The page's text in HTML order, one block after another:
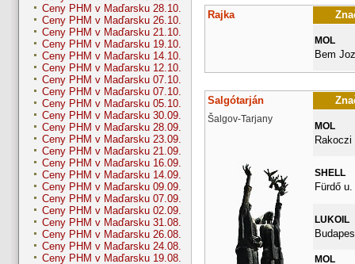
Ceny PHM v Maďarsku 28.10.
Ceny PHM v Maďarsku 26.10.
Ceny PHM v Maďarsku 21.10.
Ceny PHM v Maďarsku 19.10.
Ceny PHM v Maďarsku 14.10.
Ceny PHM v Maďarsku 12.10.
Ceny PHM v Maďarsku 07.10.
Ceny PHM v Maďarsku 07.10.
Ceny PHM v Maďarsku 05.10.
Ceny PHM v Maďarsku 30.09.
Ceny PHM v Maďarsku 28.09.
Ceny PHM v Maďarsku 23.09.
Ceny PHM v Maďarsku 21.09.
Ceny PHM v Maďarsku 16.09.
Ceny PHM v Maďarsku 14.09.
Ceny PHM v Maďarsku 09.09.
Ceny PHM v Maďarsku 07.09.
Ceny PHM v Maďarsku 02.09.
Ceny PHM v Maďarsku 31.08.
Ceny PHM v Maďarsku 26.08.
Ceny PHM v Maďarsku 24.08.
Ceny PHM v Maďarsku 19.08.
Rajka
MOL
Bem
Salgótarján
Šalgov-Tarjany
MOL
Rakoczi
SHELL
Fürdő u.
LUKOIL
MOL